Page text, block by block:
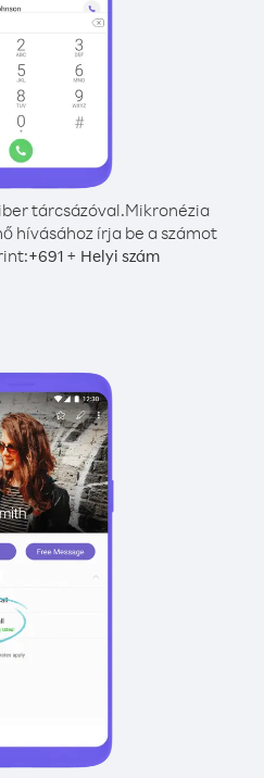
tárcsázóval.Mikronézia
hívásához írja be a számot
+691 + Helyi szám